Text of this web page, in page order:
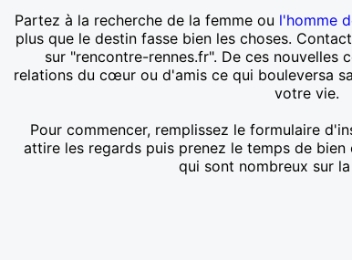
Partez à la recherche de la femme ou l'homme
plus que le destin fasse bien les choses.
sur "rencontre-rennes.fr". De ces nouvelles
relations du cœur ou d'amis ce qui bouleversa
votre vie.
Pour commencer, remplissez le formulaire
attire les regards puis prenez le temps de
qui sont nombreux sur